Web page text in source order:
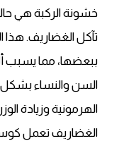
خشونة الركبة هي
تآكل الغضاريف. هذا
ببعضها، مما يسبب
السن والنساء بشكل
الهرمونية وزيادة
الغضاريف تعمل